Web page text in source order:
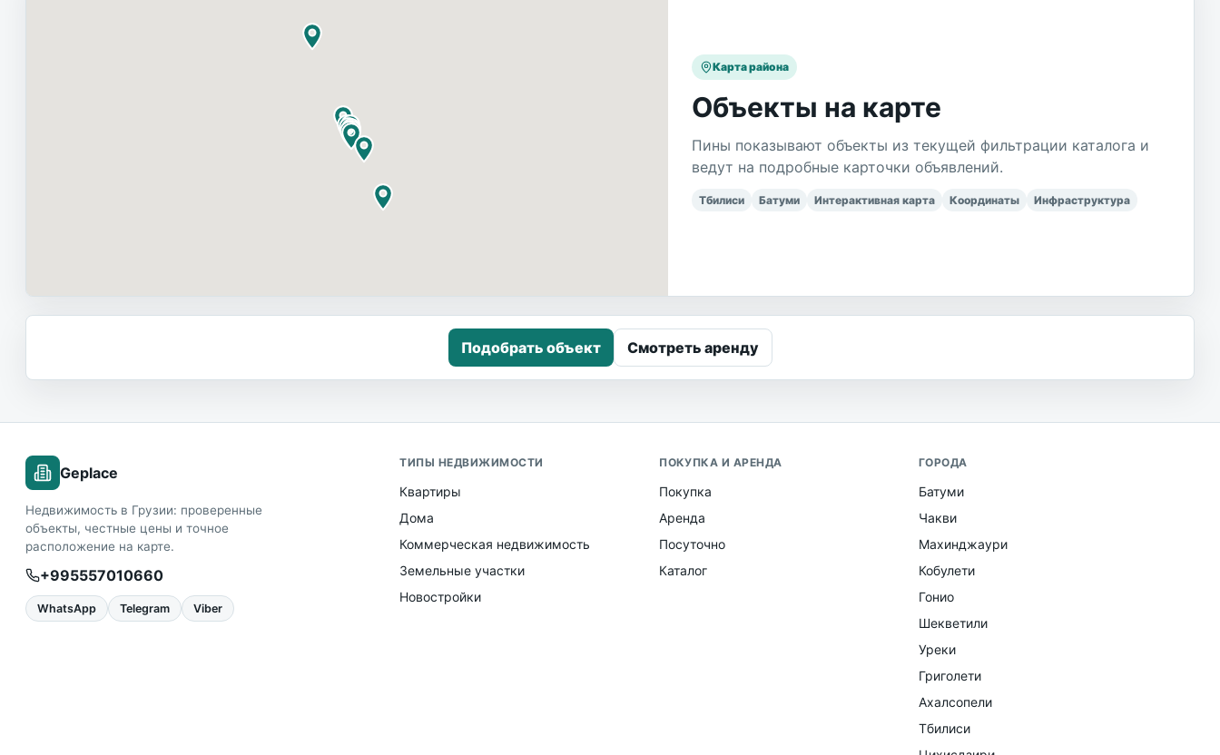
Карта района
Объекты на карте
Пины показывают объекты из текущей фильтрации каталога и
ведут на подробные карточки объявлений.
Тбилиси Батуми Интерактивная карта Координаты Инфраструктура
Подобрать объект Смотреть аренду
Geplace
Недвижимость в Грузии: проверенные
объекты, честные цены и точное
расположение на карте.
+995557010660
WhatsApp Telegram Viber
ТИПЫ НЕДВИЖИМОСТИ
Квартиры
Дома
Коммерческая недвижимость
Земельные участки
Новостройки
ПОКУПКА И АРЕНДА
Покупка
Аренда
Посуточно
Каталог
ГОРОДА
Батуми
Чакви
Махинджаури
Кобулети
Гонио
Шекветили
Уреки
Григолети
Ахалсопели
Тбилиси